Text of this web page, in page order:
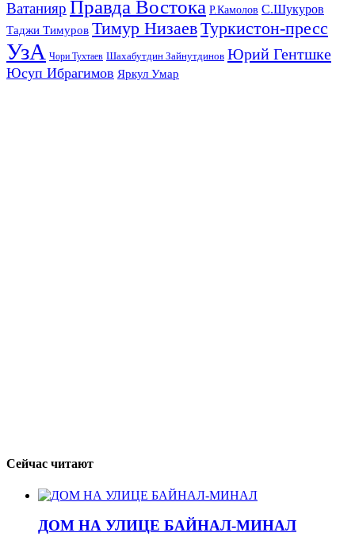
Ватанияр Правда Востока Р.Камолов С.Шукуров
Таджи Тимуров Тимур НизаевТуркистон-пресс
УзА Чори Тухтаев Шахабутдин Зайнутдинов Юрий Гентшке
Юсуп Ибрагимов Яркул Умар
Сейчас читают
ДОМ НА УЛИЦЕ БАЙНАЛ-МИНАЛ